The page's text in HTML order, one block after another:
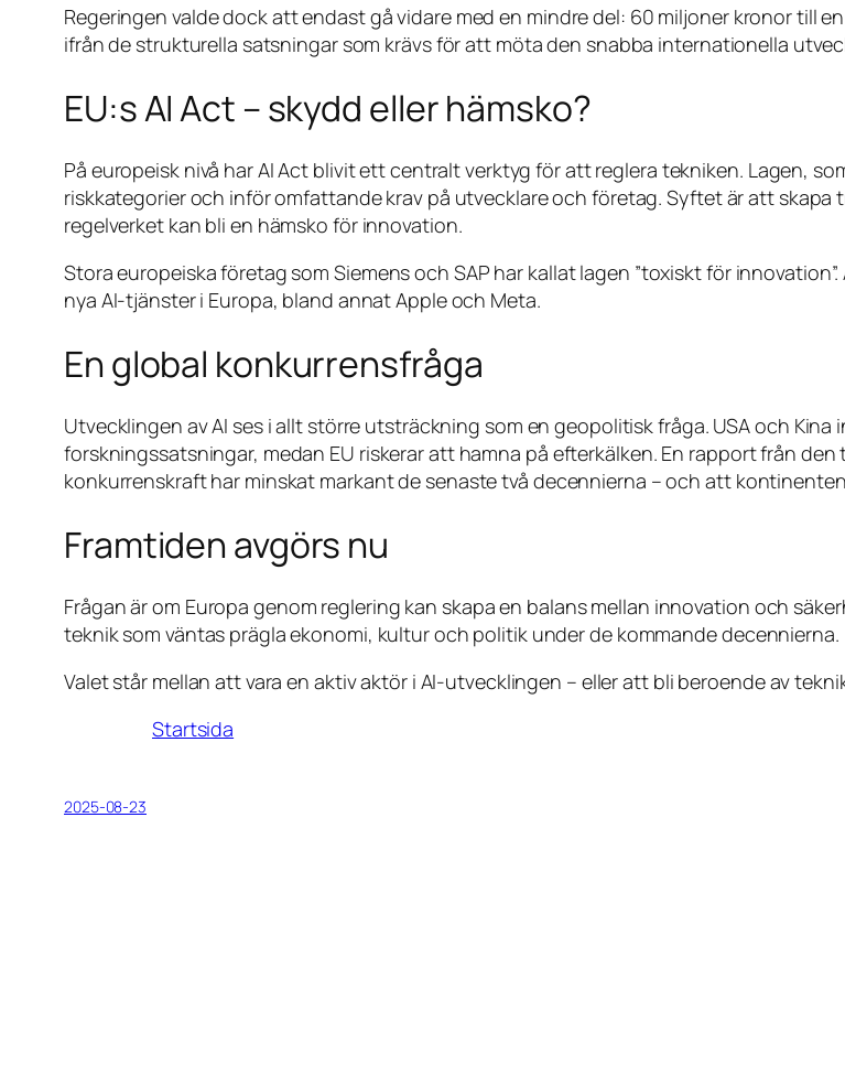
Regeringen valde dock att endast gå vidare med en mindre del: 60 miljoner kronor till
ifrån de strukturella satsningar som krävs för att möta den snabba internationella
EU:s AI Act – skydd eller hämsko?
På europeisk nivå har AI Act blivit ett centralt verktyg för att reglera tekniken. Lagen,
riskkategorier och inför omfattande krav på utvecklare och företag. Syftet är att
regelverket kan bli en hämsko för innovation.
Stora europeiska företag som Siemens och SAP har kallat lagen ”toxiskt för
nya AI-tjänster i Europa, bland annat Apple och Meta.
En global konkurrensfråga
Utvecklingen av AI ses i allt större utsträckning som en geopolitisk fråga. USA och
forskningssatsningar, medan EU riskerar att hamna på efterkälken. En rapport från
konkurrenskraft har minskat markant de senaste två decennierna – och att
Framtiden avgörs nu
Frågan är om Europa genom reglering kan skapa en balans mellan innovation och
teknik som väntas prägla ekonomi, kultur och politik under de kommande decennierna.
Valet står mellan att vara en aktiv aktör i AI-utvecklingen – eller att bli beroende av
Startsida
2025-08-23